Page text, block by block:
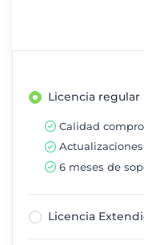
Licencia regular
Calidad
6 meses de
Licencia